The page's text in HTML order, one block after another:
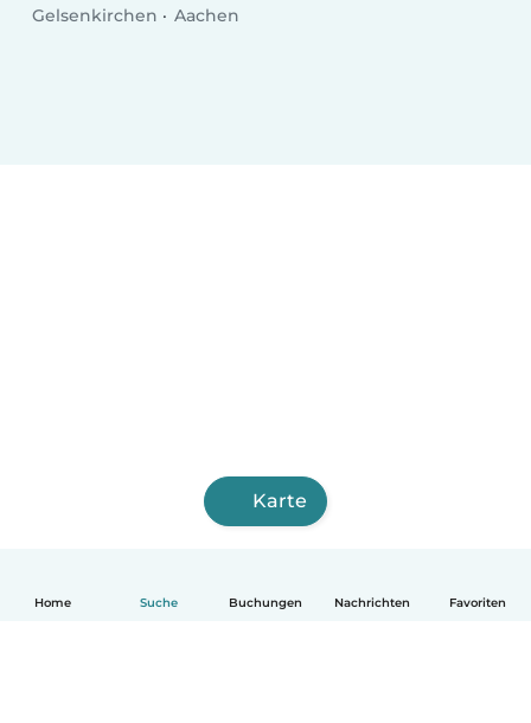
Home Suche Buchungen Nachrichten Favoriten
Gelsenkirchen
Aachen
Karte